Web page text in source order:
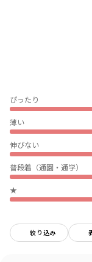
ぴったり
薄い
伸びない
普段着（通園・通学）
★
絞り込み
【おそろいシリ
【おそろい】異
透け感：なし
サイズ：サイズ